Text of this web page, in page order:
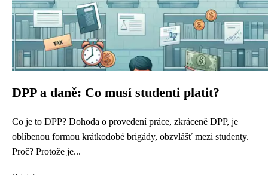
DPP a daně: Co musí studenti platit?
Co je to DPP? Dohoda o provedení práce, zkráceně DPP, je
oblíbenou formou krátkodobé brigády, obzvlášť mezi studenty.
Proč? Protože je...